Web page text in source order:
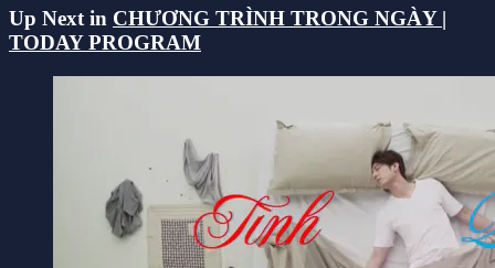
Up Next in CHƯƠNG TRÌNH TRONG NGÀY |
TODAY PROGRAM